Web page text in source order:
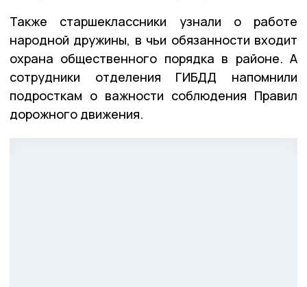
Также старшеклассники узнали о работе
народной дружины, в чьи обязанности входит
охрана общественного порядка в районе. А
сотрудники отделения ГИБДД напомнили
подросткам о важности соблюдения Правил
дорожного движения.